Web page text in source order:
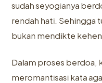
sudah seyogianya
rendah hati. Sehingga
bukan mendikte
Dalam proses berdoa,
meromantisasi kata